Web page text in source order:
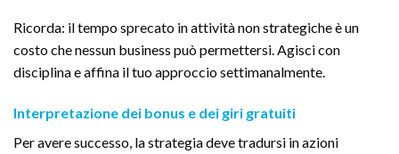
Ricorda: il tempo sprecato in attività non strategiche è un
costo che nessun business può permettersi. Agisci con
disciplina e affina il tuo approccio settimanalmente.
Interpretazione dei bonus e dei giri gratuiti
Per avere successo, la strategia deve tradursi in azioni